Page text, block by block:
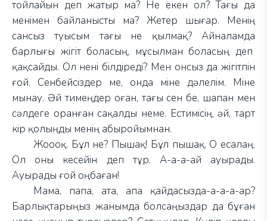
тойлайын деп жатыр ма? Не екен ол? Тағы да
менімен байланысты ма? Жетер шығар. Менің
сансыз туысым тағы не қылмақ? Айналамда
барлығы жігіт боласың, мұсылман боласың деп
қақсайды. Ол нені білдіреді? Мен онсыз да жігітпін
ғой. Сенбейсіздер ме, онда міне дәлелім. Міне
мынау. Әй тимеңдер оған, тағы сен бе, шапан мен
сәлдеге оранған сақалды неме. Естимісің, әй, тарт
кір қолыңды менің абыройымнан.
Жоооқ. Бұл не? Пышақ! Бұл пышақ. О есалаң.
Ол оны кесейін деп тұр. А-а-а-ай ауырады.
Ауырады ғой оңбаған!
Мама, папа, ата, апа қайдасызда-а-а-а-ар?
Барлықтарыңыз жанымда болсаңыздар да бұған